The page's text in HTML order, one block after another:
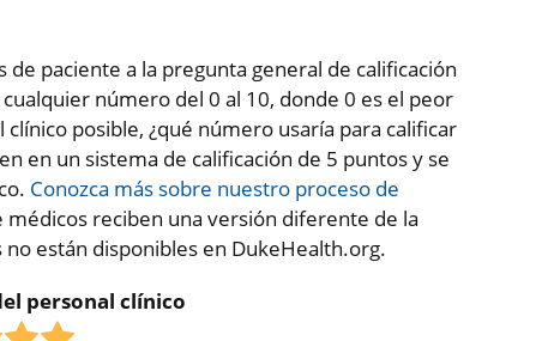
de paciente a la pregunta general de calificación
número del 0 al 10, donde 0 es el peor
posible, ¿qué número usaría para calificar
en un sistema de calificación de 5 puntos y se
Conozca más sobre nuestro proceso de
médicos reciben una versión diferente de la
están disponibles en DukeHealth.org.
personal clínico